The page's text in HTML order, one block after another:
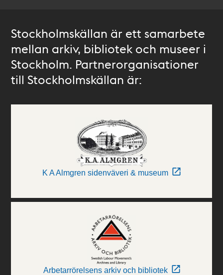
Stockholmskällan är ett samarbete
mellan arkiv, bibliotek och museer i
Stockholm. Partnerorganisationer
till Stockholmskällan är:
K A Almgren sidenväveri & museum
Arbetarrörelsens arkiv och bibliotek